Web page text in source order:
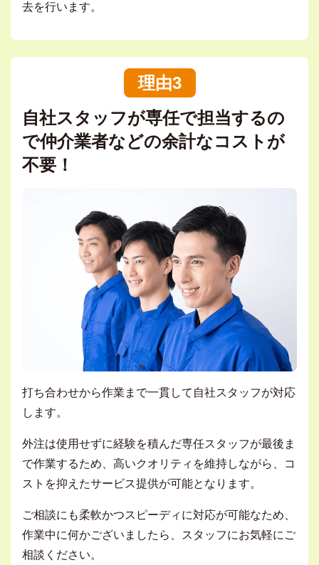
去を行います。
理由3
自社スタッフが専任で担当するの
で仲介業者などの余計なコストが
不要！
打ち合わせから作業まで一貫して自社スタッフが対応
します。
外注は使用せずに経験を積んだ専任スタッフが最後ま
で作業するため、高いクオリティを維持しながら、コ
ストを抑えたサービス提供が可能となります。
ご相談にも柔軟かつスピーディに対応が可能なため、
作業中に何かございましたら、スタッフにお気軽にご
相談ください。